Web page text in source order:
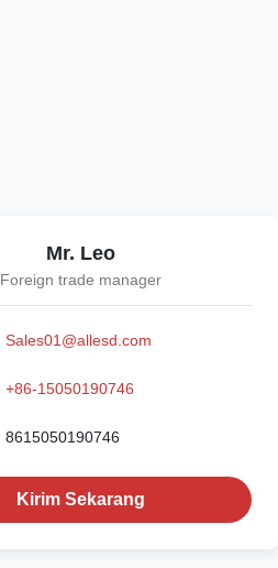
Mr. Leo
Foreign trade manager
Sales01@allesd.com
+86-15050190746
8615050190746
Kirim Sekarang